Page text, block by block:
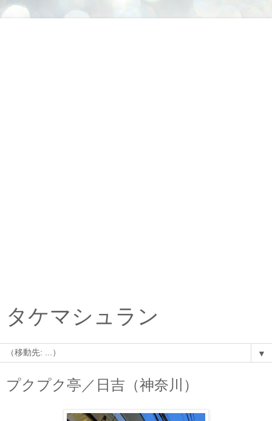
タケマシュラン
▼
プクプク亭／日吉（神奈川）